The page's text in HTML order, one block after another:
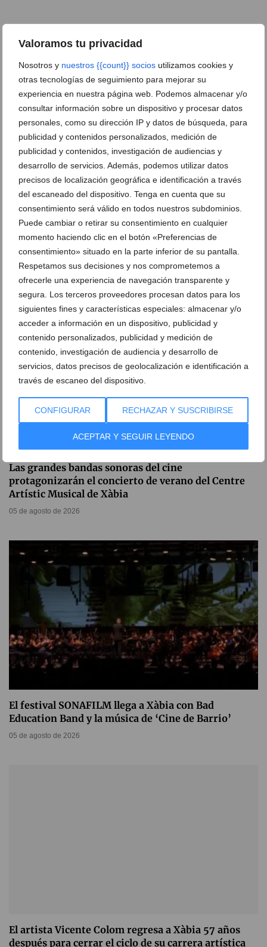
Valoramos tu privacidad
Nosotros y nuestros {{count}} socios utilizamos cookies y
otras tecnologías de seguimiento para mejorar su
experiencia en nuestra página web. Podemos almacenar y/o
consultar información sobre un dispositivo y procesar datos
personales, como su dirección IP y datos de búsqueda, para
publicidad y contenidos personalizados, medición de
publicidad y contenidos, investigación de audiencias y
desarrollo de servicios. Además, podemos utilizar datos
precisos de localización geográfica e identificación a través
del escaneado del dispositivo. Tenga en cuenta que su
consentimiento será válido en todos nuestros subdominios.
Puede cambiar o retirar su consentimiento en cualquier
momento haciendo clic en el botón «Preferencias de
consentimiento» situado en la parte inferior de su pantalla.
Respetamos sus decisiones y nos comprometemos a
ofrecerle una experiencia de navegación transparente y
segura. Los terceros proveedores procesan datos para los
siguientes fines y características especiales: almacenar y/o
acceder a información en un dispositivo, publicidad y
contenido personalizados, publicidad y medición de
contenido, investigación de audiencia y desarrollo de
servicios, datos precisos de geolocalización e identificación a
través de escaneo del dispositivo.
CONFIGURAR RECHAZAR Y SUSCRIBIRSE
ACEPTAR Y SEGUIR LEYENDO
Petit Ars de Xàbia abre la preinscripción y amplía la
edad hasta los 16 años
Las grandes bandas sonoras del cine
protagonizarán el concierto de verano del Centre
Artístic Musical de Xàbia
05 de agosto de 2026
El festival SONAFILM llega a Xàbia con Bad
Education Band y la música de ‘Cine de Barrio’
05 de agosto de 2026
El artista Vicente Colom regresa a Xàbia 57 años
después para cerrar el ciclo de su carrera artística